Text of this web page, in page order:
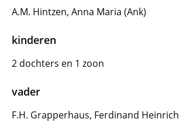
A.M. Hintzen, Anna Maria (Ank)
kinderen
2 dochters en 1 zoon
vader
F.H. Grapperhaus, Ferdinand Heinrich